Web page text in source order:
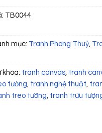
TB0044
mục: Tranh Phong Thuỷ
khóa: tranh canvas tranh
tường tranh nghệ thuật
treo tường tranh trừu